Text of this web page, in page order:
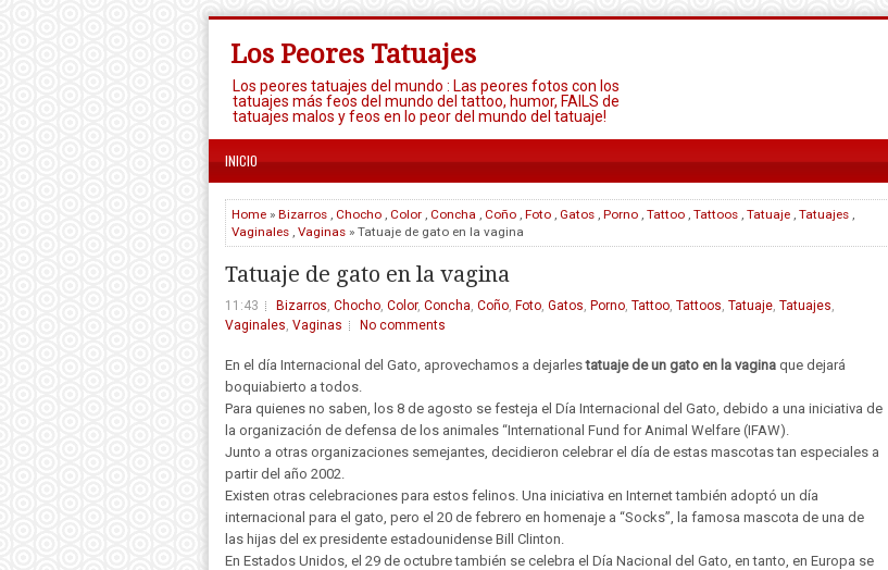
Los Peores Tatuajes
Los peores tatuajes del mundo : Las peores fotos con los
tatuajes más feos del mundo del tattoo, humor, FAILS de
tatuajes malos y feos en lo peor del mundo del tatuaje!
INICIO
Home » Bizarros , Chocho , Color , Concha , Coño , Foto , Gatos , Porno , Tattoo , Tattoos , Tatuaje , Tatuajes ,
Vaginales , Vaginas » Tatuaje de gato en la vagina
Tatuaje de gato en la vagina
11:43 Bizarros, Chocho, Color, Concha, Coño, Foto, Gatos, Porno, Tattoo, Tattoos, Tatuaje, Tatuajes,
Vaginales, Vaginas No comments
En el día Internacional del Gato, aprovechamos a dejarlestatuaje de un gato en la vagina que dejará
boquiabierto a todos.
Para quienes no saben, los 8 de agosto se festeja el Día Internacional del Gato, debido a una iniciativa de
la organización de defensa de los animales “International Fund for Animal Welfare (IFAW).
Junto a otras organizaciones semejantes, decidieron celebrar el día de estas mascotas tan especiales a
partir del año 2002.
Existen otras celebraciones para estos felinos. Una iniciativa en Internet también adoptó un día
internacional para el gato, pero el 20 de febrero en homenaje a “Socks”, la famosa mascota de una de
las hijas del ex presidente estadounidense Bill Clinton.
En Estados Unidos, el 29 de octubre también se celebra el Día Nacional del Gato, en tanto, en Europa se